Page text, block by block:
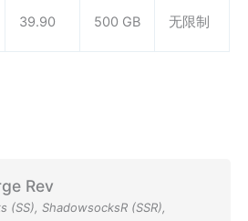
39.90 500 GB 无限制
Rev
(SS), ShadowsocksR (SSR),